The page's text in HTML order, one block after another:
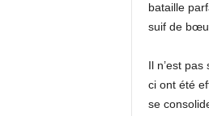
bataille
suif de
Il n’est
ci ont été
se